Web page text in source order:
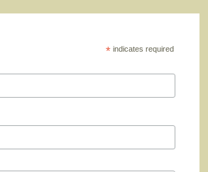
* indicates required